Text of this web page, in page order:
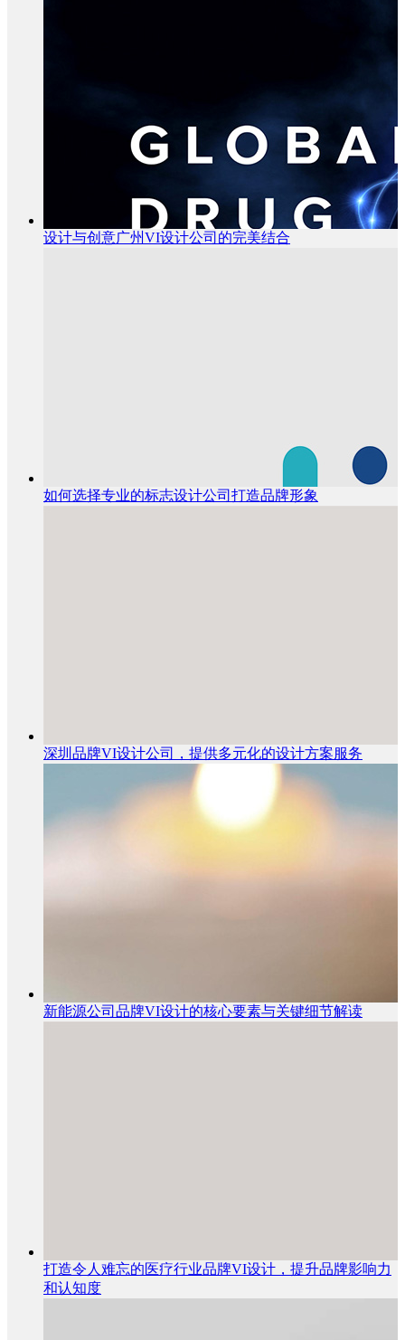
设计与创意广州VI设计公司的完美结合
如何选择专业的标志设计公司打造品牌形象
深圳品牌VI设计公司，提供多元化的设计方案服务
新能源公司品牌VI设计的核心要素与关键细节解读
打造令人难忘的医疗行业品牌VI设计，提升品牌影响力
和认知度